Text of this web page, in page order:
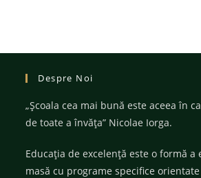
Despre Noi
„Şcoala cea mai bună este aceea în
de toate a învăţa” Nicolae Iorga.
Educația de excelență este o formă a
masă cu programe specifice